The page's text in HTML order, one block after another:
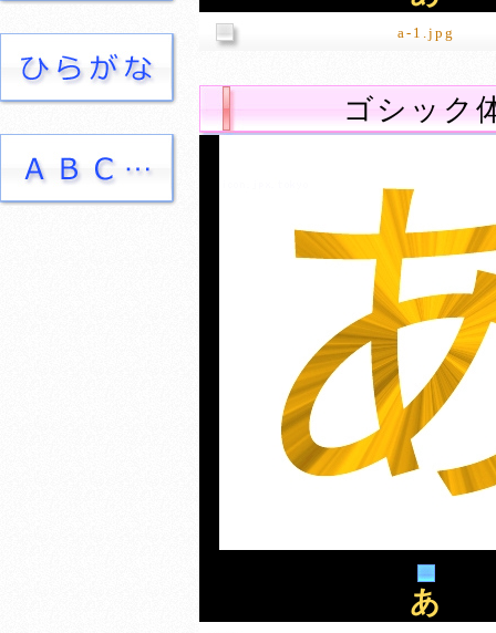
a-1.jpg
ゴシック
あ